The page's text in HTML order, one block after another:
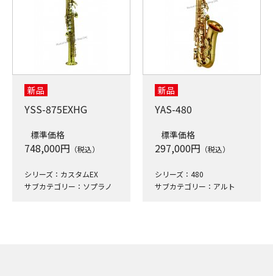
新品
YSS-875EXHG
標準価格
748,000円 （税込）
シリーズ：カスタムEX
サブカテゴリー：ソプラノ
新品
YAS-480
標準価格
297,000円 （税込）
シリーズ：480
サブカテゴリー：アルト